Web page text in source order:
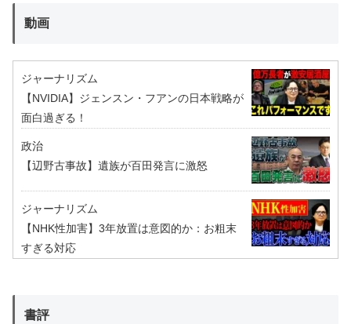
動画
ジャーナリズム
【NVIDIA】ジェンスン・フアンの日本戦略が
面白過ぎる！
政治
【辺野古事故】遺族が百田発言に激怒
ジャーナリズム
【NHK性加害】3年放置は意図的か：お粗末
すぎる対応
書評